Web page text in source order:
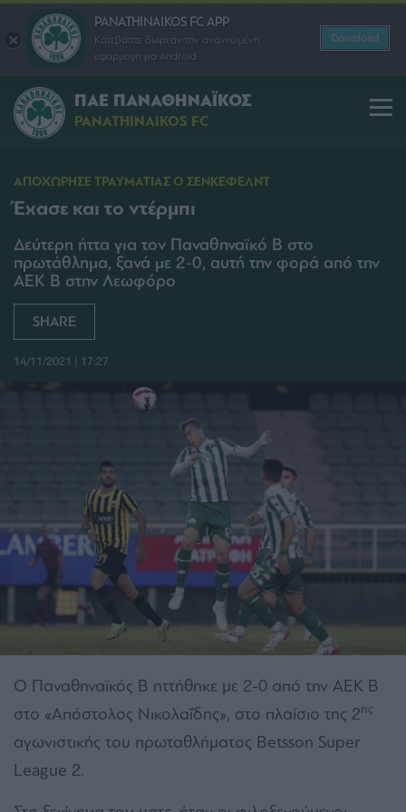
PANATHINAIKOS FC APP
Κατεβάστε δωρεάν την ανανεωμένη
εφαρμογή για Android
Download
ΠΑΕ ΠΑΝΑΘΗΝΑΪΚΟΣ
PANATHINAIKOS FC
ΑΠΟΧΩΡΗΣΕ ΤΡΑΥΜΑΤΙΑΣ Ο ΣΕΝΚΕΦΕΛΝΤ
Έχασε και το ντέρμπι
Δεύτερη ήττα για τον Παναθηναϊκό Β στο
πρωτάθλημα, ξανά με 2-0, αυτή την φορά από την
ΑΕΚ Β στην Λεωφόρο
SHARE
14/11/2021 | 17:27
Ο Παναθηναϊκός Β ηττήθηκε με 2-0 από την ΑΕΚ Β
στο «Απόστολος Νικολαΐδης», στο πλαίσιο της 2ης
αγωνιστικής του πρωταθλήματος Betsson Super
League 2.